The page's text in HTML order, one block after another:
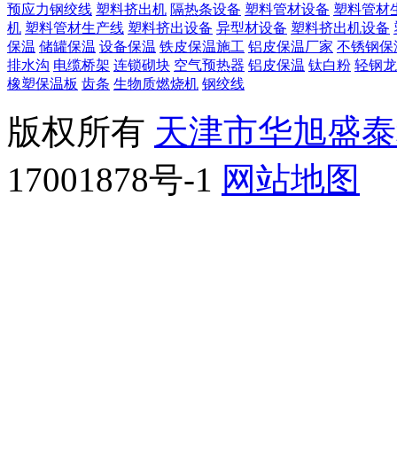
预应力钢绞线 塑料挤出机 隔热条设备 塑料管材设备 塑料管材
机 塑料管材生产线 塑料挤出设备 异型材设备 塑料挤出机设备
保温 储罐保温 设备保温 铁皮保温施工 铝皮保温厂家 不锈钢保
排水沟 电缆桥架 连锁砌块 空气预热器 铝皮保温 钛白粉 轻钢
橡塑保温板 齿条 生物质燃烧机 钢绞线
版权所有 天津市华旭盛
17001878号-1 网站地图